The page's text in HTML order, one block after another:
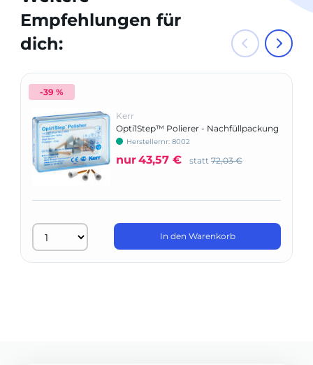
Empfehlungen für
dich:
-39 %
Kerr
Opti1Step™ Polierer - Nachfüllpackung
Herstellernr: 8002
nur43,57 € statt 72,03 €
In den Warenkorb